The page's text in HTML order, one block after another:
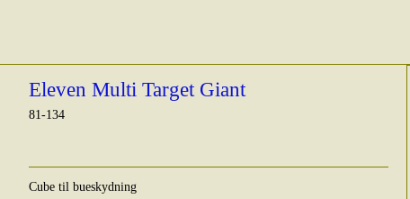
Eleven Multi Target Giant
81-134
Cube til bueskydning